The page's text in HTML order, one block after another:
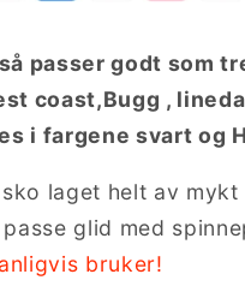
passer godt som
coast,Bugg ,
i fargene svart og
laget helt av mykt
glid med
bruker!